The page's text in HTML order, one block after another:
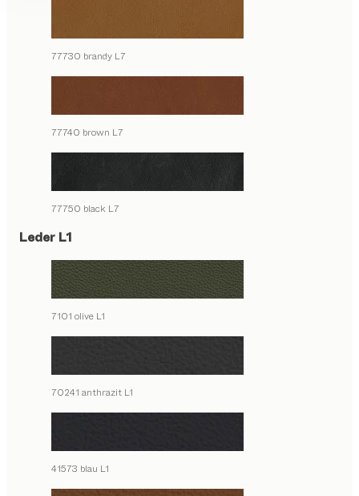
77730 brandy L7
77740 brown L7
77750 black L7
Leder L1
7101 olive L1
70241 anthrazit L1
41573 blau L1